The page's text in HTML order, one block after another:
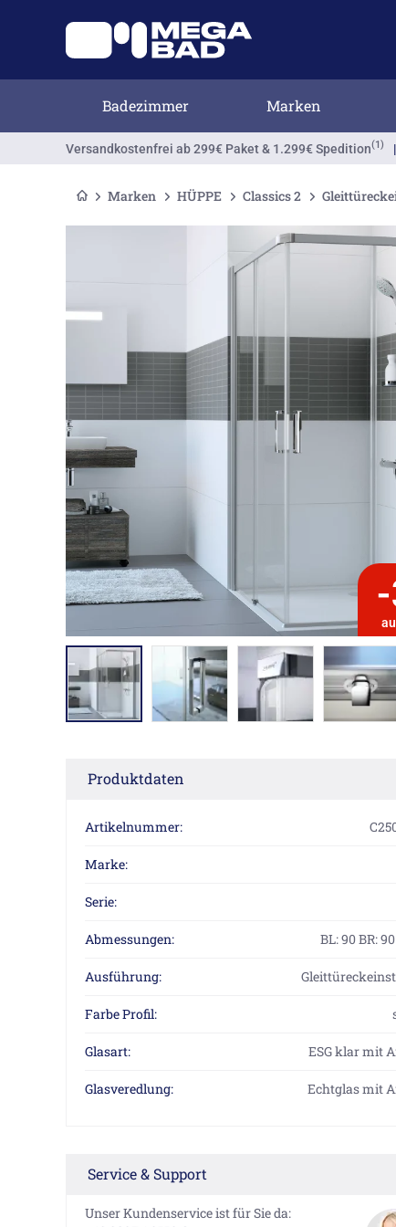
Badezimmer Marken
Versandkostenfrei ab 299€ Paket & 1.299€ Spedition(1) |
Marken HÜPPE Classics 2
Produktdaten
Artikelnummer:
Marke:
Serie:
Abmessungen: BL: 90 BR:
Ausführung:
Farbe Profil:
Glasart: ESG klar mit
Glasveredlung: Echtglas mit
Service & Support
Unser Kundenservice ist für Sie da: